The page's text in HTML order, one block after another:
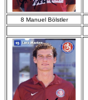
8 Manuel Bölstler